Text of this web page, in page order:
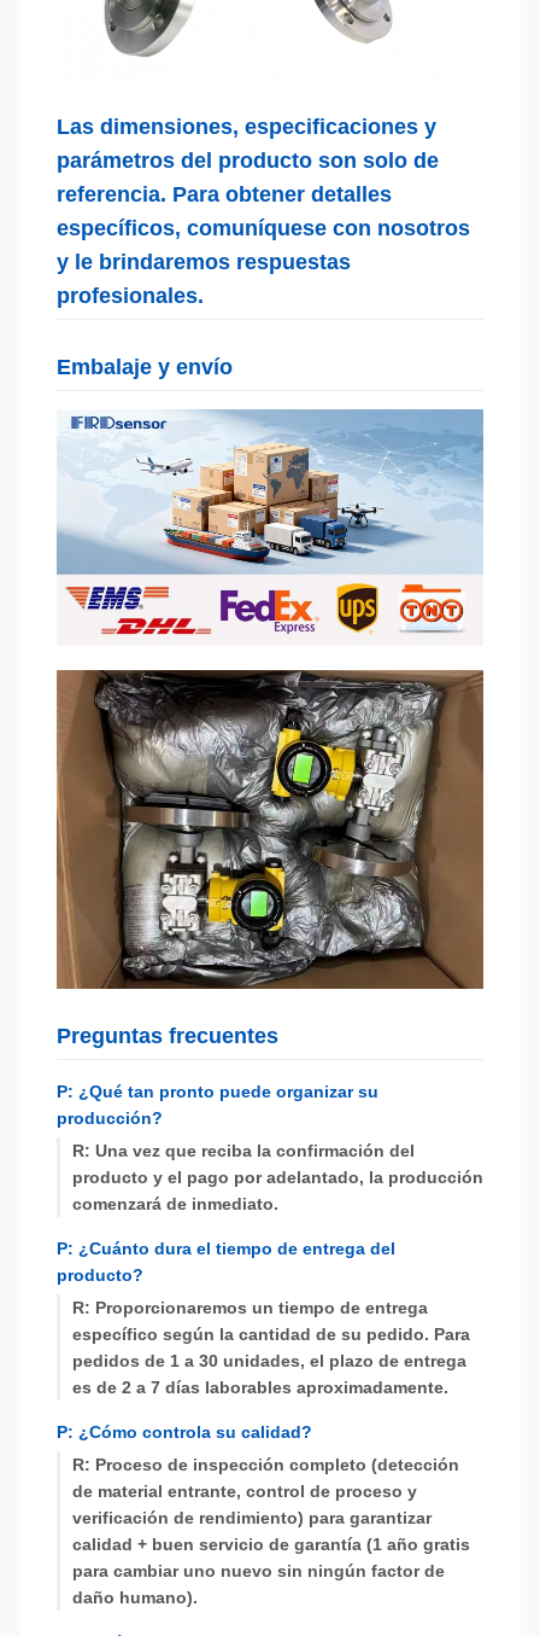
Las dimensiones, especificaciones y
parámetros del producto son solo de
referencia. Para obtener detalles
específicos, comuníquese con nosotros
y le brindaremos respuestas
profesionales.
Embalaje y envío
Preguntas frecuentes
P: ¿Qué tan pronto puede organizar su
producción?
R: Una vez que reciba la confirmación del
producto y el pago por adelantado, la producción
comenzará de inmediato.
P: ¿Cuánto dura el tiempo de entrega del
producto?
R: Proporcionaremos un tiempo de entrega
específico según la cantidad de su pedido. Para
pedidos de 1 a 30 unidades, el plazo de entrega
es de 2 a 7 días laborables aproximadamente.
P: ¿Cómo controla su calidad?
R: Proceso de inspección completo (detección
de material entrante, control de proceso y
verificación de rendimiento) para garantizar
calidad + buen servicio de garantía (1 año gratis
para cambiar uno nuevo sin ningún factor de
daño humano).